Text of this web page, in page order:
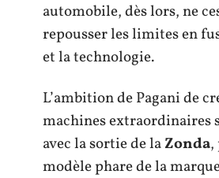
automobile, dès lors, ne
repousser les limites en
et la technologie.
L’ambition de Pagani de
machines extraordinaires
avec la sortie de laZonda,
modèle phare de la